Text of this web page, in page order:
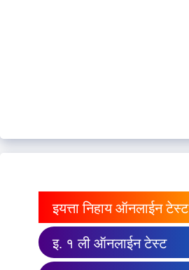
इयत्ता निहाय ऑनलाईन टेस्ट
इ. १ ली ऑनलाईन टेस्ट